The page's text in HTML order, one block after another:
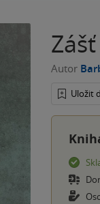
Zášť
Autor
Uložit